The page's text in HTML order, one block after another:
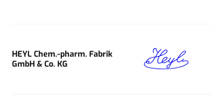
HEYL Chem.-pharm. Fabrik
GmbH & Co. KG